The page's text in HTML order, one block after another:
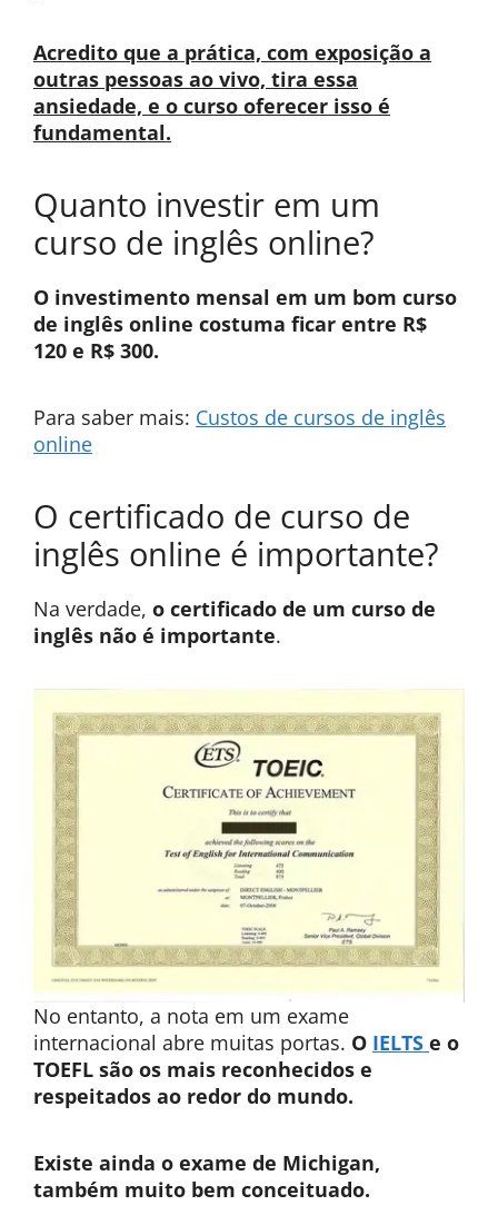
Acredito que a prática, com exposição a
outras pessoas ao vivo, tira essa
ansiedade, e o curso oferecer isso é
fundamental.
Quanto investir em um
curso de inglês online?
O investimento mensal em um bom curso
de inglês online costuma ficar entre R$
120 e R$ 300.
Para saber mais: Custos de cursos de inglês
online
O certificado de curso de
inglês online é importante?
Na verdade, o certificado de um curso de
inglês não é importante.
No entanto, a nota em um exame
internacional abre muitas portas. O IELTS e o
TOEFL são os mais reconhecidos e
respeitados ao redor do mundo.
Existe ainda o exame de Michigan,
também muito bem conceituado.